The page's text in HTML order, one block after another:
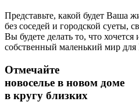
Представьте, какой будет Ваша
без соседей и городской суеты,
Вы будете делать то, что
собственный маленький мир
Отмечайте
новоселье в новом доме
в кругу близких